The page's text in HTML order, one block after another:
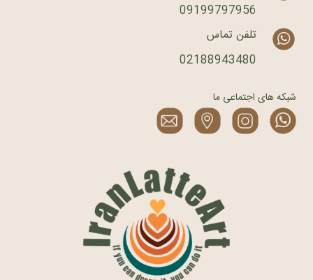
09199797956
تلفن تماس
02188943480
شبکه های اجتماعی ما